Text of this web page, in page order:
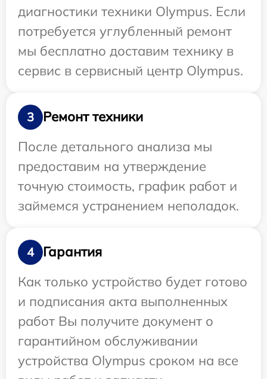
диагностики техники Olympus. Если
потребуется углубленный ремонт
мы бесплатно доставим технику в
сервис в сервисный центр Olympus.
3
Ремонт техники
После детального анализа мы
предоставим на утверждение
точную стоимость, график работ и
займемся устранением неполадок.
4
Гарантия
Как только устройство будет готово
и подписания акта выполненных
работ Вы получите документ о
гарантийном обслуживании
устройства Olympus сроком на все